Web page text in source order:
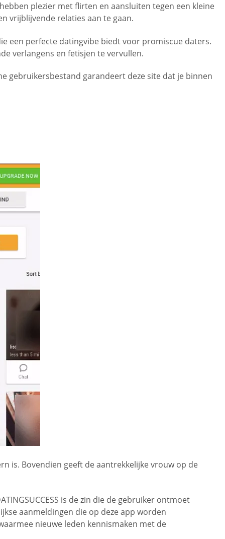
plezier met flirten en aansluiten tegen een kleine
vrijblijvende relaties aan te gaan.
een perfecte datingvibe biedt voor promiscue daters.
verlangens en fetisjen te vervullen.
gebruikersbestand garandeert deze site dat je binnen
is. Bovendien geeft de aantrekkelijke vrouw op de
is de zin die de gebruiker ontmoet
aanmeldingen die op deze app worden
nieuwe leden kennismaken met de